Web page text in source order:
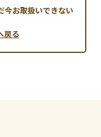
今お取扱いできない
戻る